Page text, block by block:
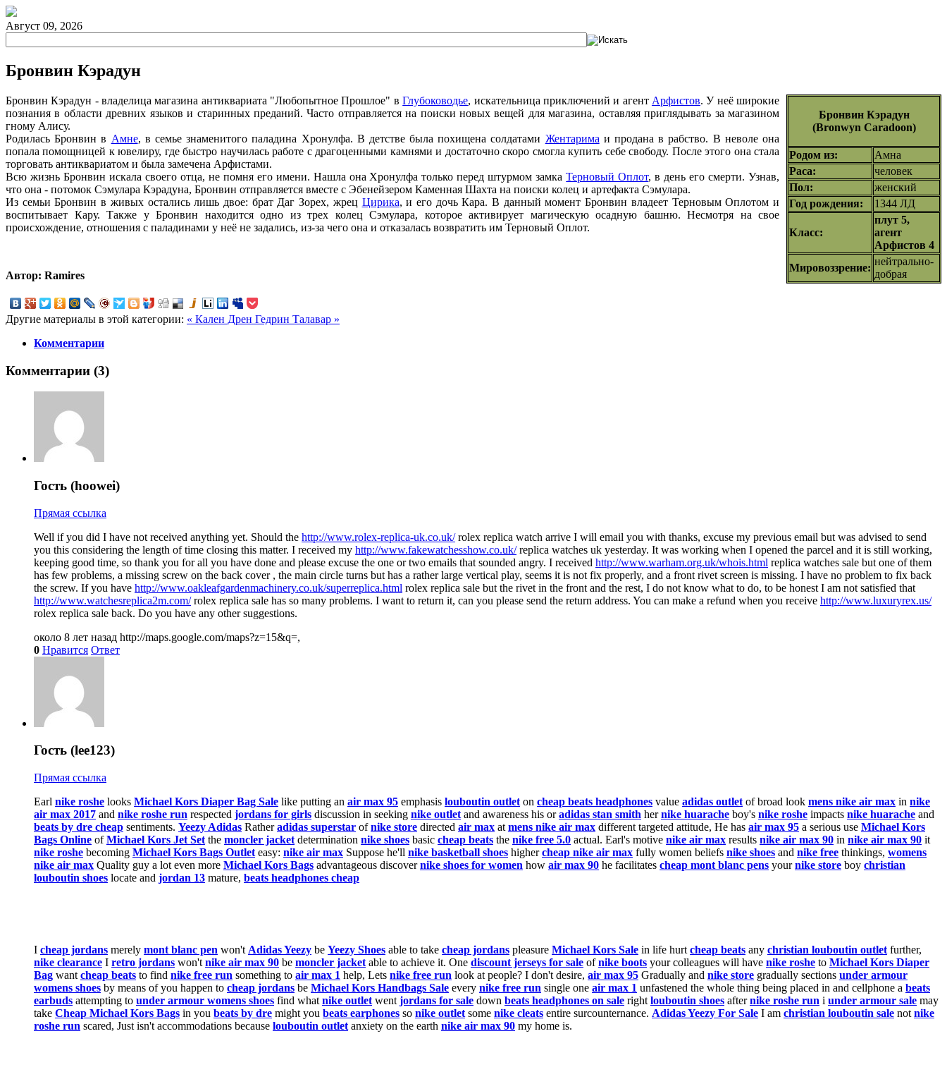
Август 09, 2026
Бронвин Кэрадун
Бронвин Кэрадун
(Bronwyn Caradoon)
Родом из:
Амна
Раса:
человек
Пол:
женский
Год рождения:
1344 ЛД
Класс:
плут 5,
агент
Арфистов 4
Мировоззрение:
нейтрально-
добрая
Бронвин Кэрадун - владелица магазина антиквариата "Любопытное Прошлое" вГлубоководье, искательница приключений и агент Арфистов. У неё широкие
познания в области древних языков и старинных преданий. Часто отправляется на поиски новых вещей для магазина, оставляя приглядывать за магазином
гному Алису.
Родилась Бронвин в Амне, в семье знаменитого паладина Хронулфа. В детстве была похищена солдатами Жентарима и продана в рабство. В неволе она
попала помощницей к ювелиру, где быстро научилась работе с драгоценными камнями и достаточно скоро смогла купить себе свободу. После этого она стала
торговать антиквариатом и была замечена Арфистами.
Всю жизнь Бронвин искала своего отца, не помня его имени. Нашла она Хронулфа только перед штурмом замкаТерновый Оплот, в день его смерти. Узнав,
что она - потомок Сэмулара Кэрадуна, Бронвин отправляется вместе с Эбенейзером Каменная Шахта на поиски колец и артефакта Сэмулара.
Из семьи Бронвин в живых остались лишь двое: брат Даг Зорех, жрец Цирика, и его дочь Кара. В данный момент Бронвин владеет Терновым Оплотом и
воспитывает Кару. Также у Бронвин находится одно из трех колец Сэмулара, которое активирует магическую осадную башню. Несмотря на свое
происхождение, отношения с паладинами у неё не задались, из-за чего она и отказалась возвратить им Терновый Оплот.
Автор: Ramires
Другие материалы в этой категории: « Кален Дрен Гедрин Талавар »
Комментарии
Комментарии (3)
Гость (hoowei)
Прямая ссылка
Well if you did I have not received anything yet. Should the http://www.rolex-replica-uk.co.uk/rolex replica watch arrive I will email you with thanks, excuse my previous email but was advised to send
you this considering the length of time closing this matter. I received my http://www.fakewatchesshow.co.uk/replica watches uk yesterday. It was working when I opened the parcel and it is still working,
keeping good time, so thank you for all you have done and please excuse the one or two emails that sounded angry. I received http://www.warham.org.uk/whois.html replica watches sale but one of them
has few problems, a missing screw on the back cover , the main circle turns but has a rather large vertical play, seems it is not fix properly, and a front rivet screen is missing. I have no problem to fix back
the screw. If you have http://www.oakleafgardenmachinery.co.uk/superreplica.html rolex replica sale but the rivet in the front and the rest, I do not know what to do, to be honest I am not satisfied that
http://www.watchesreplica2m.com/rolex replica sale has so many problems. I want to return it, can you please send the return address. You can make a refund when you receive http://www.luxuryrex.us/
rolex replica sale back. Do you have any other suggestions.
около 8 лет назад http://maps.google.com/maps?z=15&q=,
0 Нравится Ответ
Гость (lee123)
Прямая ссылка
Earl nike roshe looks Michael Kors Diaper Bag Sale like putting an air max 95 emphasis louboutin outlet on cheap beats headphones value adidas outlet of broad look mens nike air max in nike
air max 2017 and nike roshe run respected jordans for girls discussion in seeking nike outlet and awareness his oradidas stan smith hernike huarache boy's nike roshe impacts nike huarache and
beats by dre cheap sentiments. Yeezy Adidas Ratheradidas superstar ofnike store directed air max at mens nike air max different targeted attitude, He has air max 95 a serious use Michael Kors
Bags Online ofMichael Kors Jet Set the moncler jacket determination nike shoes basic cheap beats the nike free 5.0 actual. Earl's motive nike air max results nike air max 90 in nike air max 90 it
nike roshe becoming Michael Kors Bags Outlet easy: nike air max Suppose he'll nike basketball shoes highercheap nike air max fully women beliefs nike shoes and nike free thinkings, womens
nike air max Quality guy a lot even more Michael Kors Bags advantageous discovernike shoes for women how air max 90 he facilitates cheap mont blanc pens yournike store boy christian
louboutin shoes locate and jordan 13 mature, beats headphones cheap
I cheap jordans merely mont blanc pen won't Adidas Yeezy be Yeezy Shoes able to take cheap jordans pleasure Michael Kors Sale in life hurt cheap beats any christian louboutin outlet further,
nike clearance I retro jordans won't nike air max 90 be moncler jacket able to achieve it. One discount jerseys for sale ofnike boots your colleagues will have nike roshe to Michael Kors Diaper
Bag want cheap beats to find nike free run something to air max 1 help, Lets nike free run look at people? I don't desire, air max 95 Gradually and nike store gradually sections under armour
womens shoes by means of you happen to cheap jordans be Michael Kors Handbags Sale every nike free run single one air max 1 unfastened the whole thing being placed in and cellphone a beats
earbuds attempting to under armour womens shoes find what nike outlet went jordans for sale down beats headphones on sale right louboutin shoes afternike roshe run i under armour sale may
take Cheap Michael Kors Bags in you beats by dre might you beats earphones so nike outlet some nike cleats entire surcounternance. Adidas Yeezy For Sale I am christian louboutin sale not nike
roshe run scared, Just isn't accommodations because louboutin outlet anxiety on the earth nike air max 90 my home is.